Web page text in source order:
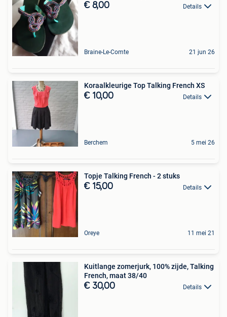
€ 8,00 Details
Braine-Le-Comte 21 jun 26
Koraalkleurige Top Talking French XS
€ 10,00 Details
Berchem 5 mei 26
Topje Talking French - 2 stuks
€ 15,00 Details
Oreye 11 mei 21
Kuitlange zomerjurk, 100% zijde, Talking
French, maat 38/40
€ 30,00 Details